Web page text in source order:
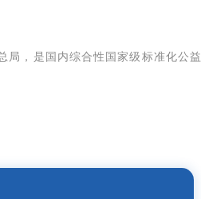
局，是国内综合性国家级标准化公益